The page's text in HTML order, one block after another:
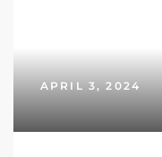
APRIL 3, 2024